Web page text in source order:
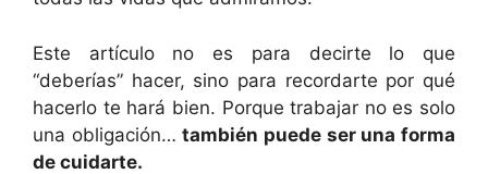
Este artículo no es para decirte lo que
“deberías” hacer, sino para recordarte por qué
hacerlo te hará bien. Porque trabajar no es solo
una obligación…también puede ser una forma
de cuidarte.